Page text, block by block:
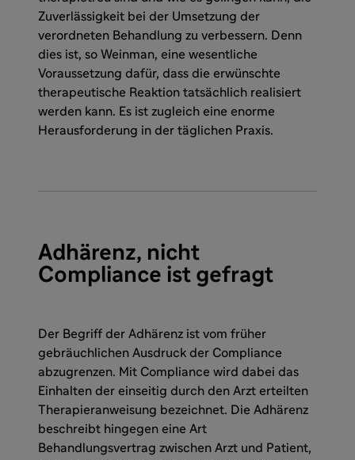
Zuverlässigkeit bei der Umsetzung der
verordneten Behandlung zu verbessern. Denn
dies ist, so Weinman, eine wesentliche
Voraussetzung dafür, dass die erwünschte
therapeutische Reaktion tatsächlich realisiert
werden kann. Es ist zugleich eine enorme
Herausforderung in der täglichen Praxis.
Adhärenz, nicht
Compliance ist gefragt
Der Begriff der Adhärenz ist vom früher
gebräuchlichen Ausdruck der Compliance
abzugrenzen. Mit Compliance wird dabei das
Einhalten der einseitig durch den Arzt erteilten
Therapieranweisung bezeichnet. Die Adhärenz
beschreibt hingegen eine Art
Behandlungsvertrag zwischen Arzt und Patient,